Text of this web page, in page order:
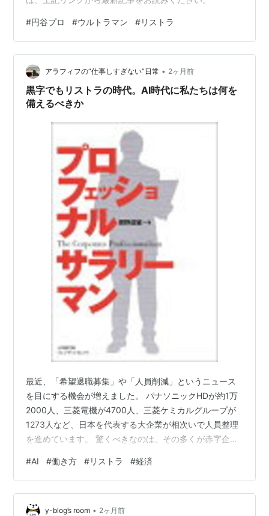
#円谷プロ #ウルトラマン #リストラ
アラフィフの“仕事しすぎない”日常 • 2ヶ月前
黒字でもリストラの時代。AI時代に私たちは何を
備えるべきか
最近、「希望退職募集」や「人員削減」というニュース
を目にする機会が増えました。 パナソニックHDが約1万
2000人、三菱電機が4700人、三菱ケミカルグループが
1273人など、日本を代表する大企業が相次いで人員整理
を進めています。 驚くべきなのは、その多くが赤字企業
いえば、業績悪化や経営危機に陥った企業が行うもので
した。しかし現在は、利益を出している企業が将来の競
争力強化や事業再編のために人員整理を進める「黒字リ
ストラ」が主流になりつつあります。 なぜ黒字なのに人
#AI #働き方 #リストラ #経済
y-blog’s room • 2ヶ月前